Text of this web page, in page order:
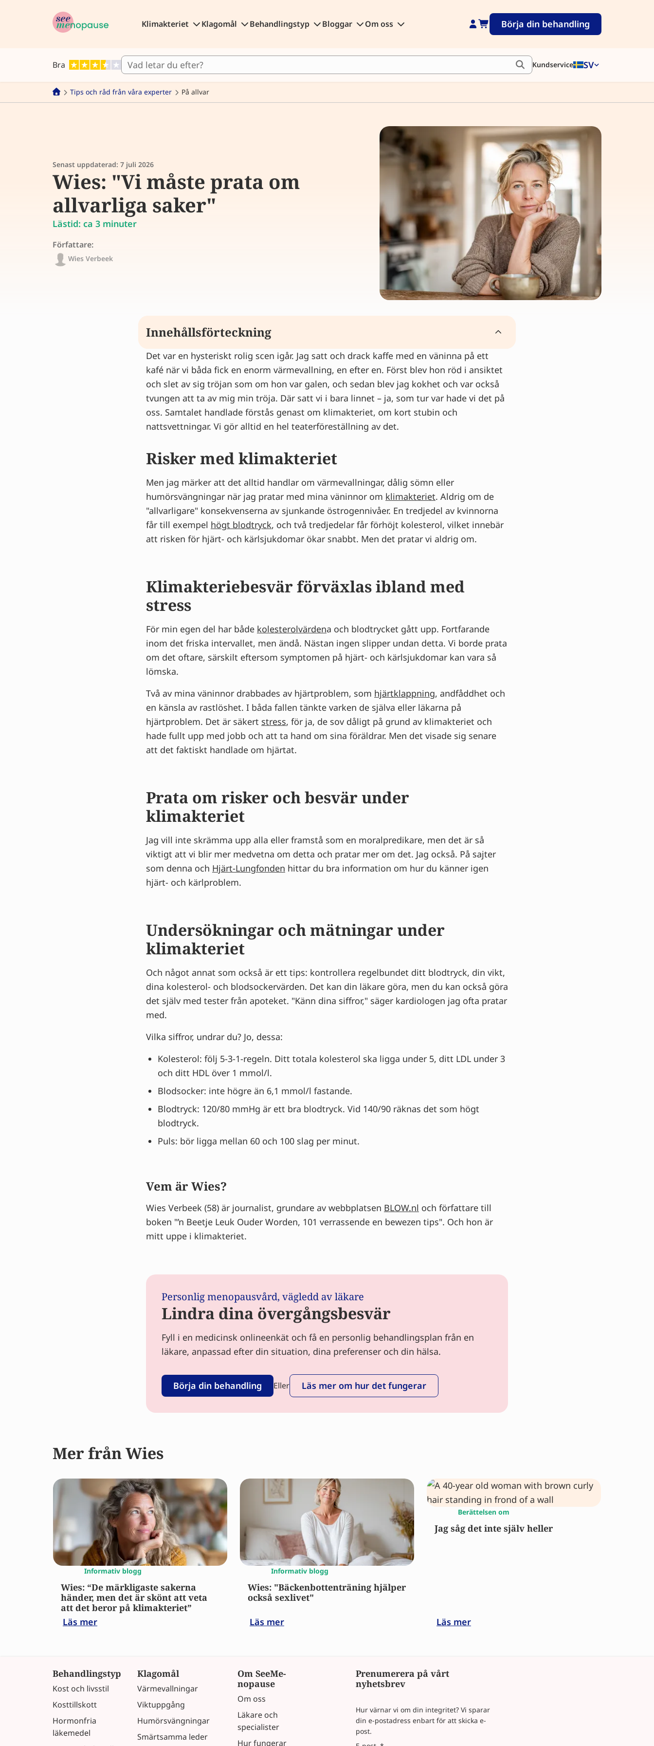
Klimakteriet Klagomål Behandlingstyp Bloggar Om oss Börja din behandling
Bra Kundservice SV
Tips och råd från våra experter På allvar
Senast uppdaterad: 7 juli 2026
Wies: "Vi måste prata om
allvarliga saker"
Lästid: ca 3 minuter
Författare:
Wies Verbeek
Innehållsförteckning
Risker med klimakteriet
Klimakteriebesvär förväxlas ibland med stress
Prata om risker och besvär under klimakteriet
Undersökningar och mätningar under klimakteriet
Vem är Wies?
Lindra dina övergångsbesvär
Det var en hysteriskt rolig scen igår. Jag satt och drack kaffe med en väninna på ett
kafé när vi båda fick en enorm värmevallning, en efter en. Först blev hon röd i ansiktet
och slet av sig tröjan som om hon var galen, och sedan blev jag kokhet och var också
tvungen att ta av mig min tröja. Där satt vi i bara linnet – ja, som tur var hade vi det på
oss. Samtalet handlade förstås genast om klimakteriet, om kort stubin och
nattsvettningar. Vi gör alltid en hel teaterföreställning av det.
Risker med klimakteriet
Men jag märker att det alltid handlar om värmevallningar, dålig sömn eller
humörsvängningar när jag pratar med mina väninnor om klimakteriet. Aldrig om de
"allvarligare" konsekvenserna av sjunkande östrogennivåer. En tredjedel av kvinnorna
får till exempel högt blodtryck, och två tredjedelar får förhöjt kolesterol, vilket innebär
att risken för hjärt- och kärlsjukdomar ökar snabbt. Men det pratar vi aldrig om.
Klimakteriebesvär förväxlas ibland med
stress
För min egen del har både kolesterolvärdena och blodtrycket gått upp. Fortfarande
inom det friska intervallet, men ändå. Nästan ingen slipper undan detta. Vi borde prata
om det oftare, särskilt eftersom symptomen på hjärt- och kärlsjukdomar kan vara så
lömska.
Två av mina väninnor drabbades av hjärtproblem, som hjärtklappning, andfåddhet och
en känsla av rastlöshet. I båda fallen tänkte varken de själva eller läkarna på
hjärtproblem. Det är säkert stress, för ja, de sov dåligt på grund av klimakteriet och
hade fullt upp med jobb och att ta hand om sina föräldrar. Men det visade sig senare
att det faktiskt handlade om hjärtat.
Prata om risker och besvär under
klimakteriet
Jag vill inte skrämma upp alla eller framstå som en moralpredikare, men det är så
viktigt att vi blir mer medvetna om detta och pratar mer om det. Jag också. På sajter
som denna och Hjärt-Lungfonden hittar du bra information om hur du känner igen
hjärt- och kärlproblem.
Undersökningar och mätningar under
klimakteriet
Och något annat som också är ett tips: kontrollera regelbundet ditt blodtryck, din vikt,
dina kolesterol- och blodsockervärden. Det kan din läkare göra, men du kan också göra
det själv med tester från apoteket. "Känn dina siffror," säger kardiologen jag ofta pratar
med.
Vilka siffror, undrar du? Jo, dessa:
Kolesterol: följ 5-3-1-regeln. Ditt totala kolesterol ska ligga under 5, ditt LDL under 3
och ditt HDL över 1 mmol/l.
Blodsocker: inte högre än 6,1 mmol/l fastande.
Blodtryck: 120/80 mmHg är ett bra blodtryck. Vid 140/90 räknas det som högt
blodtryck.
Puls: bör ligga mellan 60 och 100 slag per minut.
Vem är Wies?
Wies Verbeek (58) är journalist, grundare av webbplatsen BLOW.nl och författare till
boken "’n Beetje Leuk Ouder Worden, 101 verrassende en bewezen tips". Och hon är
mitt uppe i klimakteriet.
Personlig menopausvård, vägledd av läkare
Lindra dina övergångsbesvär
Fyll i en medicinsk onlineenkät och få en personlig behandlingsplan från en
läkare, anpassad efter din situation, dina preferenser och din hälsa.
Börja din behandling Eller Läs mer om hur det fungerar
Mer från Wies
Informativ blogg
Wies: “De märkligaste sakerna
händer, men det är skönt att veta
att det beror på klimakteriet”
Läs mer
Informativ blogg
Wies: "Bäckenbottenträning hjälper
också sexlivet"
Läs mer
Berättelsen om
Jag såg det inte själv heller
Läs mer
Behandlingstyp
Kost och livsstil
Kosttillskott
Hormonfria
läkemedel
Klagomål
Värmevallningar
Viktuppgång
Humörsvängningar
Smärtsamma leder
Om SeeMe-
nopause
Om oss
Läkare och
specialister
Hur fungerar
Prenumerera på vårt
nyhetsbrev
Hur värnar vi om din integritet? Vi sparar
din e-postadress enbart för att skicka e-
post.